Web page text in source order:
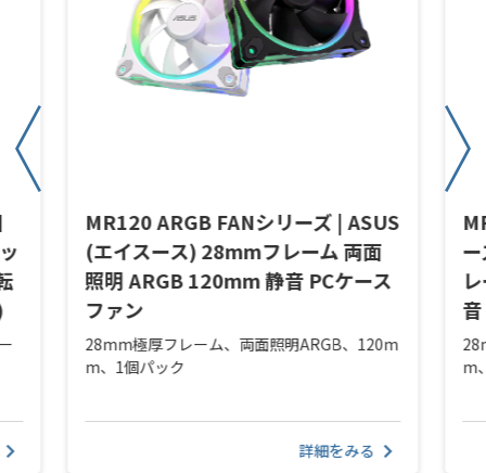
MR120 ARGB FANシリーズ | ASUS
(エイスース) 28mmフレーム 両面
照明 ARGB 120mm 静音 PCケース
ファン
28mm極厚フレーム、両面照明ARGB、120m
m、1個パック
詳細をみる
m